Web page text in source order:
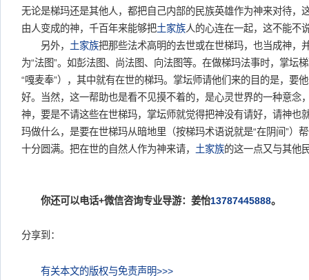
无论是梯玛还是其他人，都把自己内部的民族英雄作为神来对待，
由人变成的神，千百年来能够把土家族人的心连在一起，这不能不
另外， 土家族把那些法术高明的去世或在世梯玛，也当成神，
为“法图”。如彭法图、尚法图、向法图等。在做梯玛法事时，掌坛
“嘎麦奉”），其中就有在世的梯玛。掌坛师请他们来的目的是，要
好。当然，这一帮助也是看不见摸不着的，是心灵世界的一种意念
神，要是不请这些在世梯玛，掌坛师就觉得把神没有请好，请神也
玛做什么，是要在世梯玛从暗地里（按梯玛术语说就是“在阴间”）
十分圆满。把在世的自然人作为神来请， 土家族的这一点又与其他
你还可以电话+微信咨询专业导游：姜怡13787445888。
分享到：
有关本文的版权与免责声明>>>